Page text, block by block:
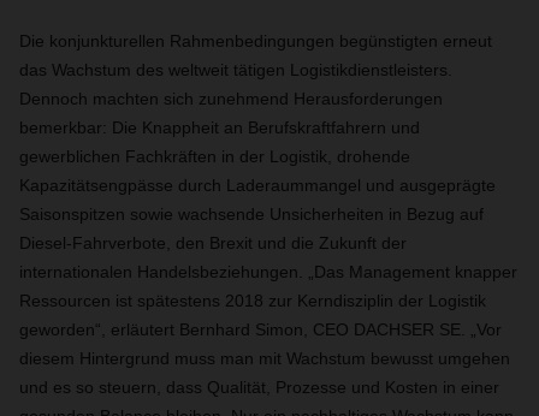
Die konjunkturellen Rahmenbedingungen begünstigten erneut
das Wachstum des weltweit tätigen Logistikdienstleisters.
Dennoch machten sich zunehmend Herausforderungen
bemerkbar: Die Knappheit an Berufskraftfahrern und
gewerblichen Fachkräften in der Logistik, drohende
Kapazitätsengpässe durch Laderaummangel und ausgeprägte
Saisonspitzen sowie wachsende Unsicherheiten in Bezug auf
Diesel-Fahrverbote, den Brexit und die Zukunft der
internationalen Handelsbeziehungen. „Das Management knapper
Ressourcen ist spätestens 2018 zur Kerndisziplin der Logistik
geworden“, erläutert Bernhard Simon, CEO DACHSER SE. „Vor
diesem Hintergrund muss man mit Wachstum bewusst umgehen
und es so steuern, dass Qualität, Prozesse und Kosten in einer